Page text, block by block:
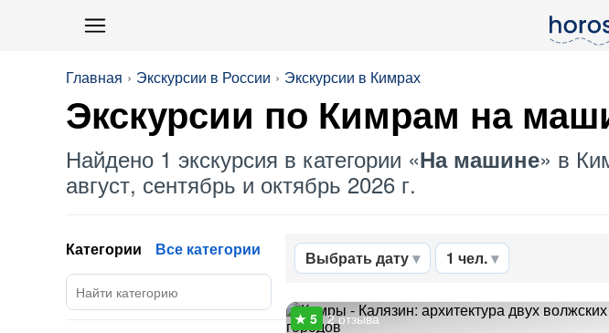
Главная Экскурсии в России Экскурсии в Кимрах
Экскурсии по Кимрам на
Найдено 1 экскурсия в категории «На машине» в
август, сентябрь и октябрь 2026 г.
Выбрать дату 1 чел.
2 отзыва
Категории Все категории